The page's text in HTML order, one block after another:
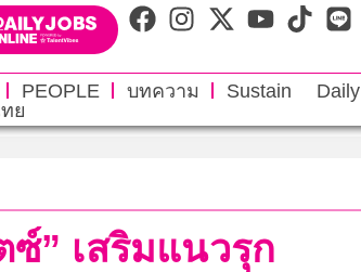
PEOPLE บทความ Sustain Daily
ย
” เสริมแนวรุก